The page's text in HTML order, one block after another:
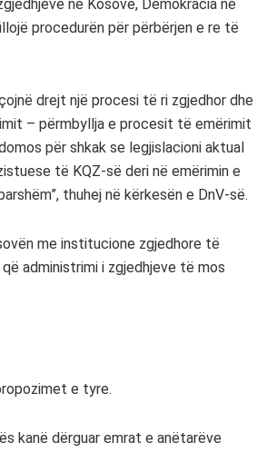
në Kosovë, Demokracia në
procedurën për përbërjen e re të
drejt një procesi të ri zgjedhor dhe
– përmbyllja e procesit të emërimit
për shkak se legjislacioni aktual
të KQZ-së deri në emërimin e
thuhej në kërkesën e DnV-së.
me institucione zgjedhore të
administrimi i zgjedhjeve të mos
e tyre.
kanë dërguar emrat e anëtarëve